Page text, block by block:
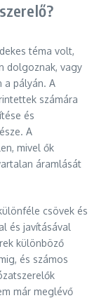
téma volt,
dolgoznak, vagy
a pályán. A
számára
és
A
mivel ők
áramlását
csövek és
és javításával
különböző
és számos
már meglévő